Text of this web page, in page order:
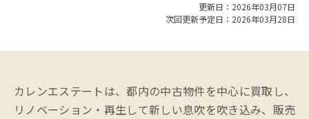
更新日：2026年03月07日
次回更新予定日：2026年03月28日
カレンエステートは、都内の中古物件を中心に買取し、
リノベーション・再生して新しい息吹を吹き込み、販売